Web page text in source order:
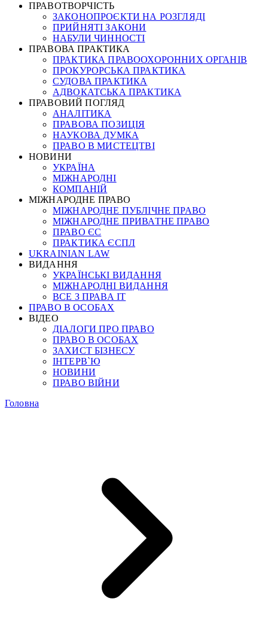
ПРАВОТВОРЧІСТЬ
ЗАКОНОПРОЄКТИ НА РОЗГЛЯДІ
ПРИЙНЯТІ ЗАКОНИ
НАБУЛИ ЧИННОСТІ
ПРАВОВА ПРАКТИКА
ПРАКТИКА ПРАВООХОРОННИХ ОРГАНІВ
ПРОКУРОРСЬКА ПРАКТИКА
СУДОВА ПРАКТИКА
АДВОКАТСЬКА ПРАКТИКА
ПРАВОВИЙ ПОГЛЯД
АНАЛІТИКА
ПРАВОВА ПОЗИЦІЯ
НАУКОВА ДУМКА
ПРАВО В МИСТЕЦТВІ
НОВИНИ
УКРАЇНА
МІЖНАРОДНІ
КОМПАНІЙ
МІЖНАРОДНЕ ПРАВО
МІЖНАРОДНЕ ПУБЛІЧНЕ ПРАВО
МІЖНАРОДНЕ ПРИВАТНЕ ПРАВО
ПРАВО ЄС
ПРАКТИКА ЄСПЛ
UKRAINIAN LAW
ВИДАННЯ
УКРАЇНСЬКІ ВИДАННЯ
МІЖНАРОДНІ ВИДАННЯ
ВСЕ З ПРАВА ІТ
ПРАВО В ОСОБАХ
ВІДЕО
ДІАЛОГИ ПРО ПРАВО
ПРАВО В ОСОБАХ
ЗАХИСТ БІЗНЕСУ
ІНТЕРВ`Ю
НОВИНИ
ПРАВО ВІЙНИ
Головна